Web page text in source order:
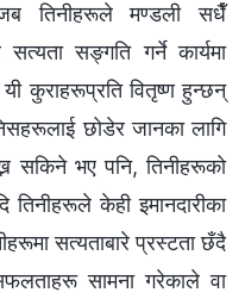
तिनीहरूले मण्डली सधैँ
सङ्गति गर्ने कार्यमा
कुराहरूप्रति वितृष्ण हुन्छन्
छोडेर जानका लागि
सकिने भए पनि, तिनीहरूको
केही इमानदारीका
सत्यताबारे प्रस्टता छँदै
सामना गरेकाले वा